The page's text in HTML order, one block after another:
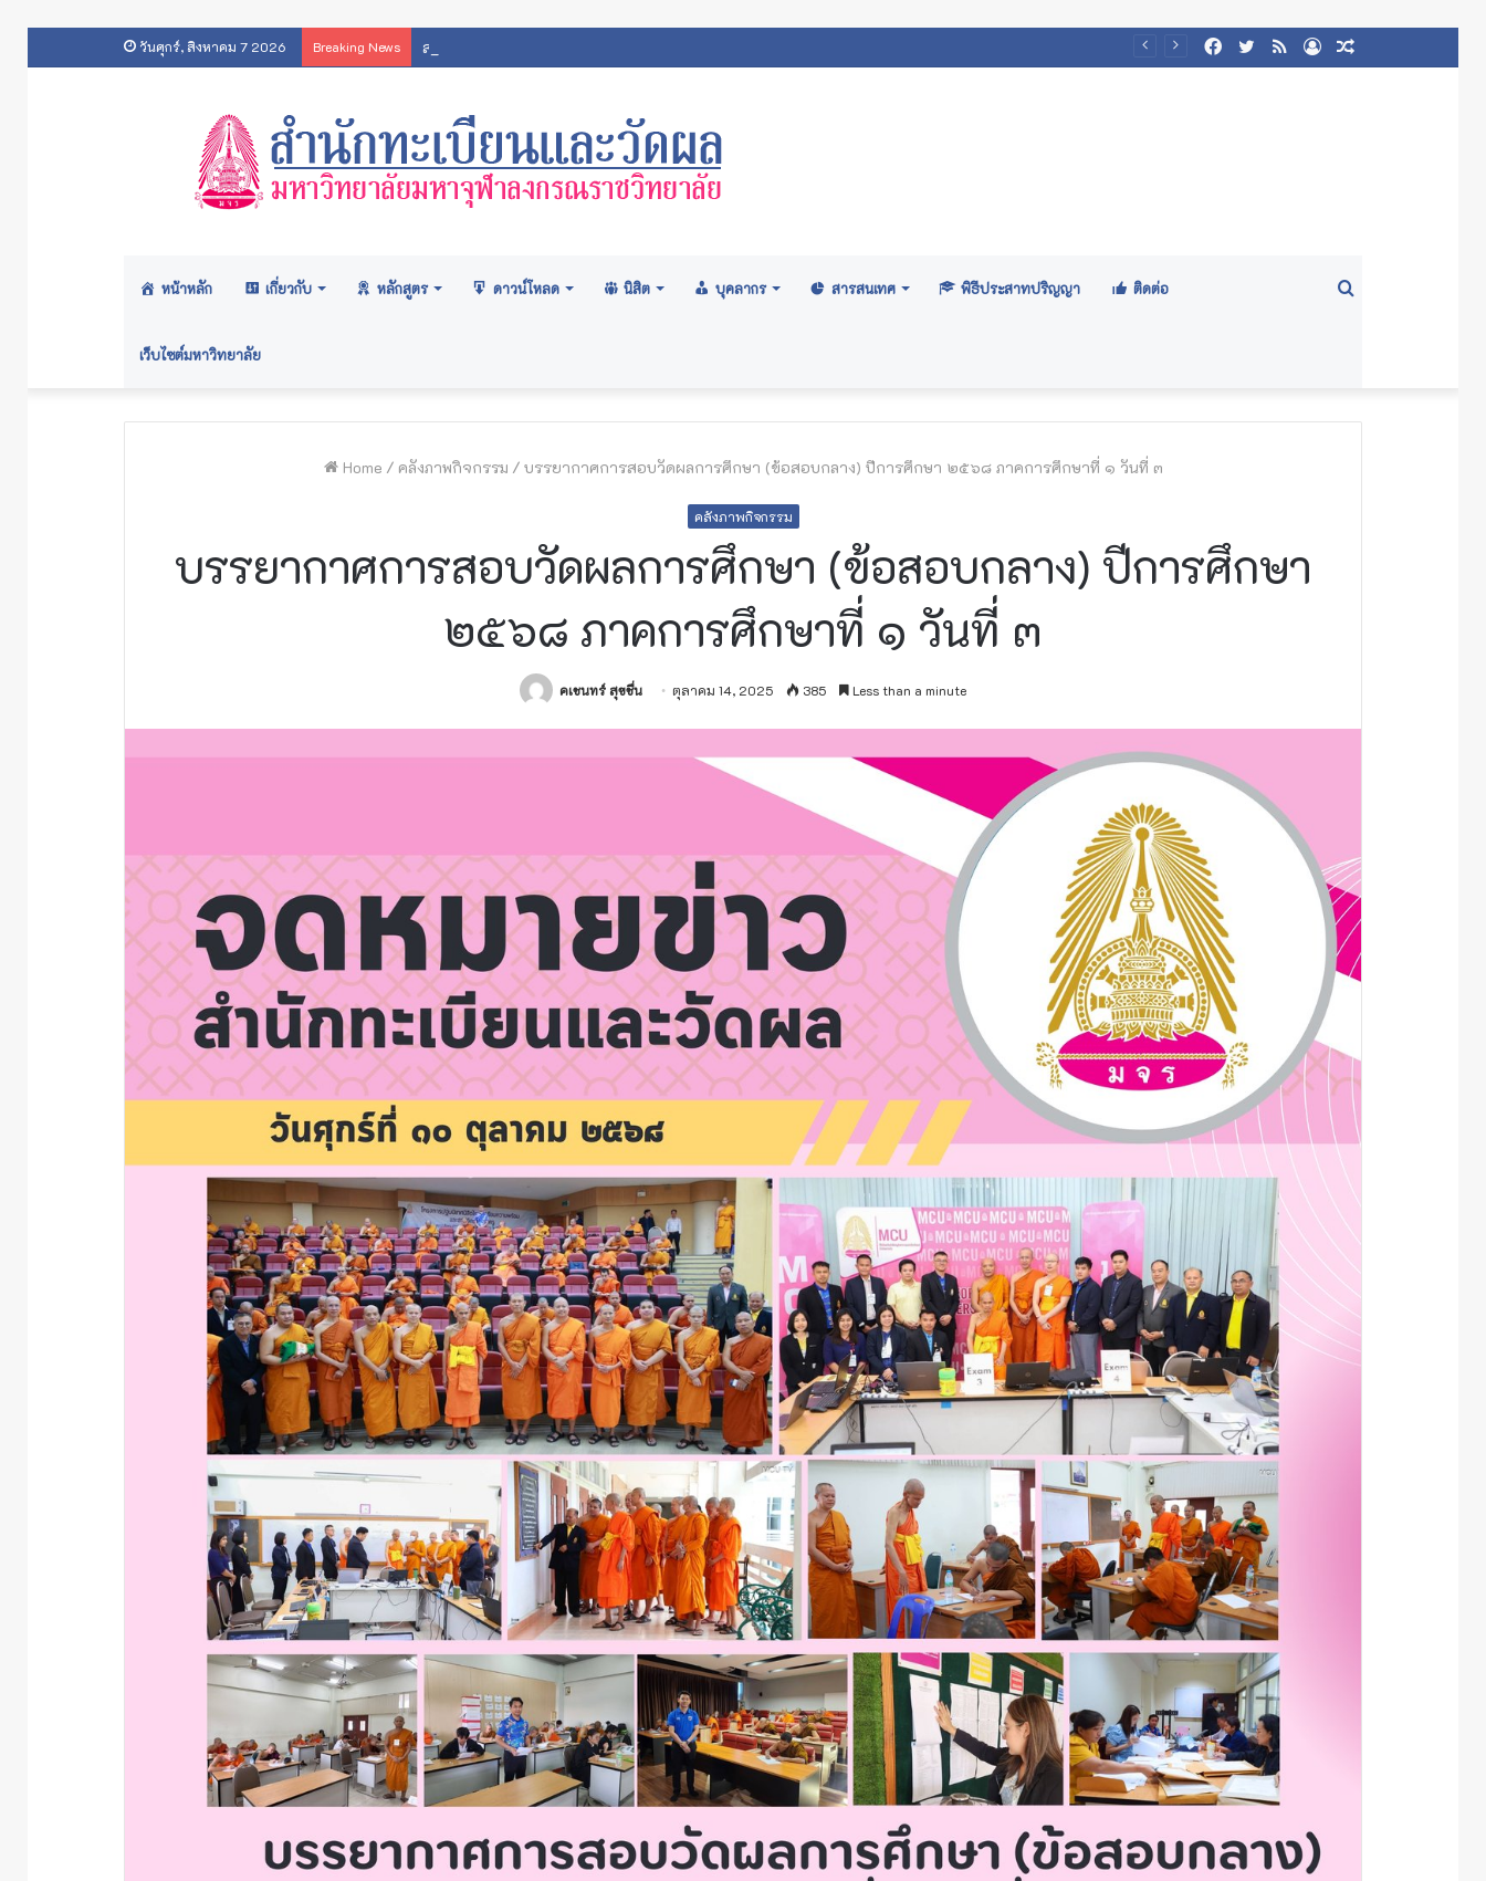
วันศุกร์, สิงหาคม 7 2026 Breaking News สารสนเทศสถิตินิสิตมหาวิทยาลัยมหาจุฬาลงกรณราชวิทยาลัย 2569
Log
RSS
Twitter
Facebook
หน้าหลัก เกี่ยวกับ หลักสูตร ดาวน์โหลด นิสิต บุคลากร สารสนเทศ พิธีประสาทปริญญา ติดต่อ
เว็บไซต์มหาวิทยาลัย
Home / คลังภาพกิจกรรม / บรรยากาศการสอบวัดผลการศึกษา (ข้อสอบกลาง) ปีการศึกษา ๒๕๖๘ ภาคการศึกษาที่ ๑ วันที่ ๓
คลังภาพกิจกรรม
บรรยากาศการสอบวัดผลการศึกษา (ข้อสอบกลาง) ปีการศึกษา
๒๕๖๘ ภาคการศึกษาที่ ๑ วันที่ ๓
คเชนทร์ สุขชื่น ตุลาคม 14, 2025 385 Less than a minute